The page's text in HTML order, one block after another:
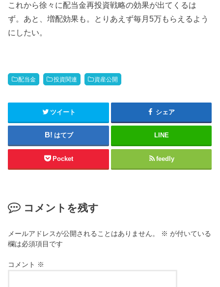
これから徐々に配当金再投資戦略の効果が出てくるは
ず。あと、増配効果も。とりあえず毎月5万もらえるよう
にしたい。
配当金 投資関連 資産公開
ツイート シェア
はてブ LINE
Pocket feedly
コメントを残す
メールアドレスが公開されることはありません。 ※ が付いている
欄は必須項目です
コメント ※